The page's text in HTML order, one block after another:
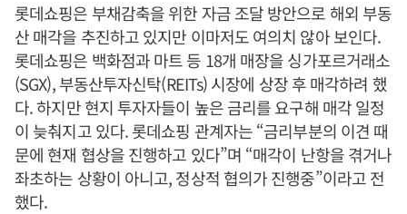
롯데쇼핑은 부채감축을 위한 자금 조달 방안으로 해외 부동
산 매각을 추진하고 있지만 이마저도 여의치 않아 보인다.
롯데쇼핑은 백화점과 마트 등 18개 매장을 싱가포르거래소
(SGX), 부동산투자신탁(REITs) 시장에 상장 후 매각하려 했
다. 하지만 현지 투자자들이 높은 금리를 요구해 매각 일정
이 늦춰지고 있다. 롯데쇼핑 관계자는 “금리부분의 이견 때
문에 현재 협상을 진행하고 있다”며 “매각이 난항을 겪거나
좌초하는 상황이 아니고, 정상적 협의가 진행중”이라고 전
했다.